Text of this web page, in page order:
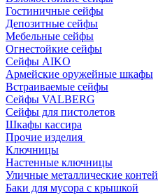
Гостиничные сейфы
Депозитные сейфы
Мебельные сейфы
Огнестойкие сейфы
Сейфы AIKO
Армейские оружейные шкафы
Встраиваемые сейфы
Сейфы VALBERG
Сейфы для пистолетов
Шкафы кассира
Прочие изделия
Ключницы
Настенные ключницы
Уличные металлические
Баки для мусора с крышкой